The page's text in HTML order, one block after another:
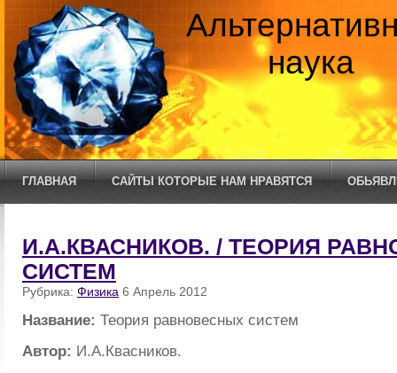
наука
ГЛАВНАЯ САЙТЫ КОТОРЫЕ НАМ НРАВЯТСЯ
И.А.КВАСНИКОВ. / ТЕОРИЯ
СИСТЕМ
Рубрика: Физика 6 Апрель 2012
Название: Теория равновесных систем
Автор: И.А.Квасников.